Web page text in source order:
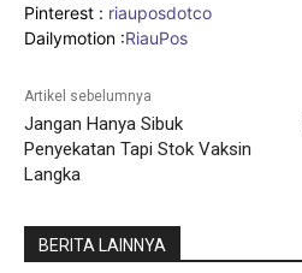
Pinterest : riauposdotco
Dailymotion :RiauPos
Artikel sebelumnya
Jangan Hanya Sibuk
Penyekatan Tapi Stok Vaksin
Langka
BERITA LAINNYA